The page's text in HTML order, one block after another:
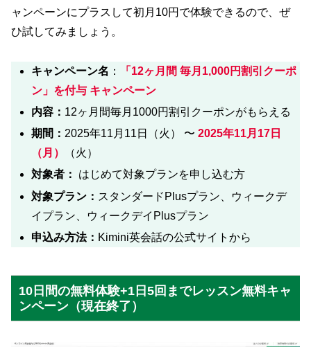
ャンペーンにプラスして初月10円で体験できるので、ぜ
ひ試してみましょう。
キャンペーン名 ：
「12ヶ月間 毎月1,000円割引クーポ
ン」を付与 キャンペーン
内容： 12ヶ月間毎月1000円割引クーポンがもらえる
期間： 2025年11月11日（火） 〜2025年11月17日
（月）
（火）
対象者：
はじめて対象プランを申し込む方
対象プラン： スタンダードPlusプラン、ウィークデ
イプラン、ウィークデイPlusプラン
申込み方法： Kimini英会話の公式サイトから
10日間の無料体験+1日5回までレッスン無料キャ
ンペーン（現在終了）